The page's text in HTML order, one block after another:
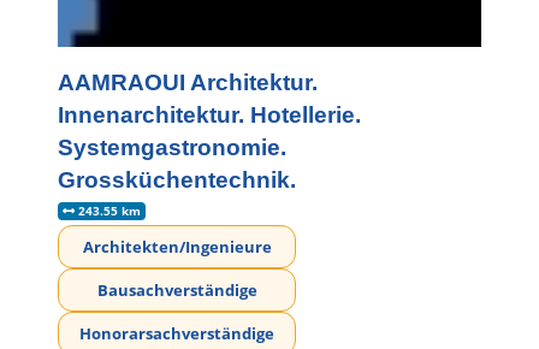
AAMRAOUI Architektur.
Innenarchitektur. Hotellerie.
Systemgastronomie.
Grossküchentechnik.
243.55 km
Architekten/Ingenieure
Bausachverständige
Honorarsachverständige